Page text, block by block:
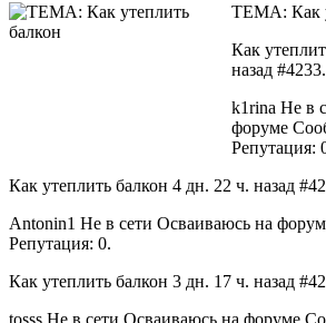
ТЕМА: Как
Как
назад #4233.
k1rina Не в
форуме
Репутация:
Как утеплить балкон 4 дн. 22 ч. назад
Antonin1 Не в сети Осваиваюсь на
Репутация: 0.
Как утеплить балкон 3 дн. 17 ч. назад
tosss Не в сети Осваиваюсь на форуме